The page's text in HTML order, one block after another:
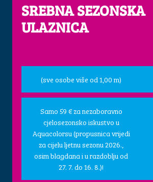
SREBNA SEZONSKA
ULAZNICA
(sve osobe više od 1,00 m)
Samo 59 € za nezaboravno
cjelosezonsko iskustvo u
Aquacolorsu (propusnica vrijedi
za cijelu ljetnu sezonu 2026.,
osim blagdana i u razdoblju od
27. 7. do 16. 8.)!